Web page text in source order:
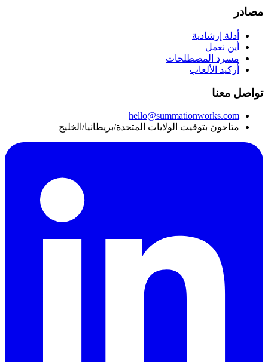
مصادر
أدلة إرشادية
أين نعمل
مسرد المصطلحات
أركيد الألعاب
تواصل معنا
hello@summationworks.com
متاحون بتوقيت الولايات المتحدة/بريطانيا/الخليج